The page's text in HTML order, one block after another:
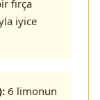
fırça
iyice
6 limonun